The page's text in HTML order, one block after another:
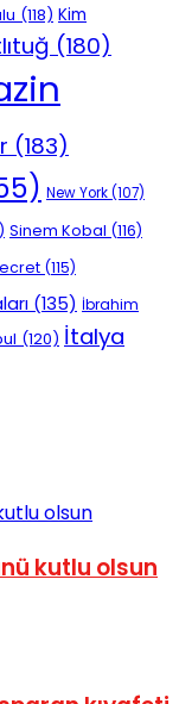
(118) Kim
(180)
(183)
New York(107)
Sinem Kobal (116)
(115)
(135) İbrahim
(120) İtalya
kutlu olsun